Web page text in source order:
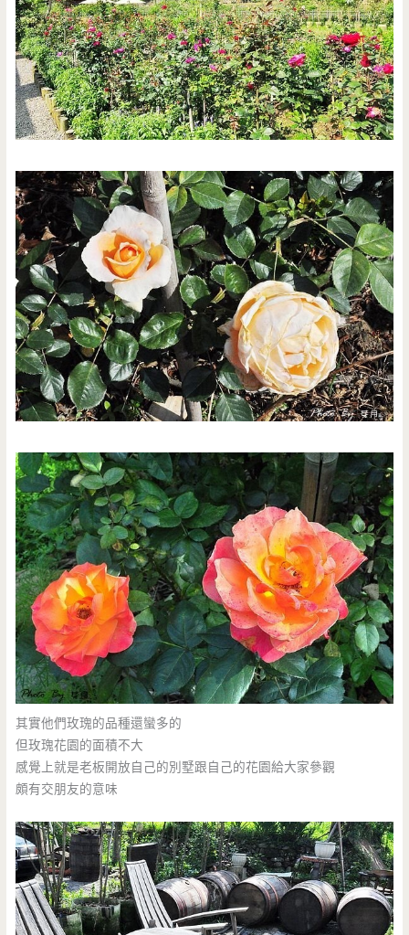
其實他們玫瑰的品種還蠻多的
但玫瑰花園的面積不大
感覺上就是老板開放自己的別墅跟自己的花園給大家參觀
頗有交朋友的意味